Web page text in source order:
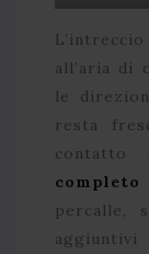
all’aria di
le
resta
contatto
percalle,